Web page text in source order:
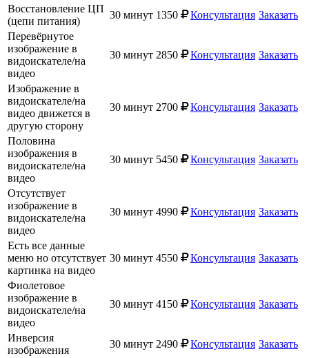
Восстановление ЦП
(цепи питания)
30 минут 1350 Консультация Заказать
Перевёрнутое
изображение в
видоискателе/на
видео
30 минут 2850 Консультация Заказать
Изображение в
видоискателе/на
видео движется в
другую сторону
30 минут 2700 Консультация Заказать
Половина
изображения в
видоискателе/на
видео
30 минут 5450 Консультация Заказать
Отсутствует
изображение в
видоискателе/на
видео
30 минут 4990 Консультация Заказать
Есть все данные
меню но отсутствует
картинка на видео
30 минут 4550 Консультация Заказать
Фиолетовое
изображение в
видоискателе/на
видео
30 минут 4150 Консультация Заказать
Инверсия
изображения
30 минут 2490 Консультация Заказать